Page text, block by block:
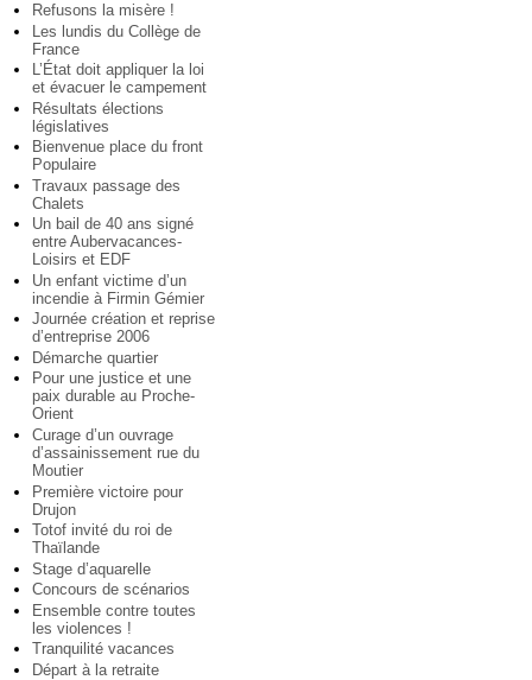
Refusons la misère !
Les lundis du Collège de
France
L’État doit appliquer la loi
et évacuer le campement
Résultats élections
législatives
Bienvenue place du front
Populaire
Travaux passage des
Chalets
Un bail de 40 ans signé
entre Aubervacances-
Loisirs et EDF
Un enfant victime d’un
incendie à Firmin Gémier
Journée création et reprise
d’entreprise 2006
Démarche quartier
Pour une justice et une
paix durable au Proche-
Orient
Curage d’un ouvrage
d’assainissement rue du
Moutier
Première victoire pour
Drujon
Totof invité du roi de
Thaïlande
Stage d’aquarelle
Concours de scénarios
Ensemble contre toutes
les violences !
Tranquilité vacances
Départ à la retraite